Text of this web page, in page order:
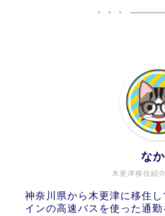
木更津移住紹
な
神奈川県から木更津に移住
インの高速バスを使った通